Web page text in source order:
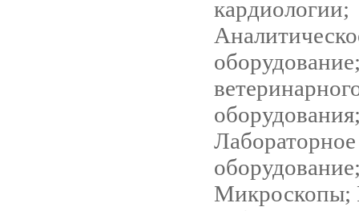
кардиологии;
Лабораторное
Микроскопы;